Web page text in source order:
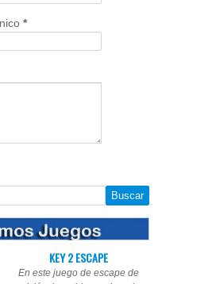
*
KEY 2 ESCAPE
En este juego de escape de